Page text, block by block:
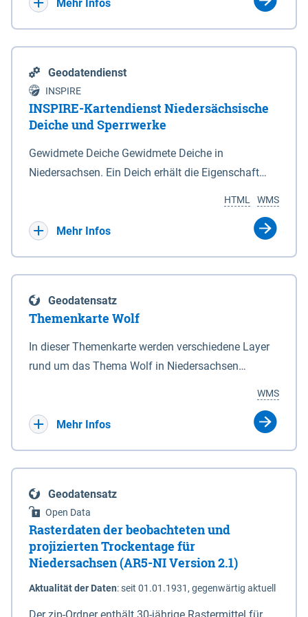
Mehr Infos
Geodatendienst
INSPIRE
INSPIRE-Kartendienst Niedersächsische
Deiche und Sperrwerke
Gewidmete Deiche Gewidmete Deiche in
Niedersachsen. Ein Deich erhält die Eigenschaft
Deichbehörde durch Verordnung ausspricht. Für
enthalten. Sperrwerke Sperrwerke sind Bauwerke
mit Sperrvorrichtungen in Tidegewässern, die dem
Schutz eines Gebietes vor erhöhten Tiden, vor allem
vor Sturmfluten, zu dienen bestimmt sind (§2 Abs.3
Eigenschaft eines Sperrwerkes durch Widmung, die
die Deichbehörde durch Verordnung ausspricht.
WMS
HTML
Mehr Infos
Geodatensatz
Themenkarte Wolf
In dieser Themenkarte werden verschiedene Layer
rund um das Thema Wolf in Niedersachsen
sowie Status der bestehenden Wolfsterritorien im
laufenden Monitoringjahr.
WMS
Mehr Infos
Geodatensatz
Open Data
Rasterdaten der beobachteten und
projizierten Trockentage für
Niedersachsen (AR5-NI Version 2.1)
Aktualität der Daten:seit 01.01.1931, gegenwärtig aktuell